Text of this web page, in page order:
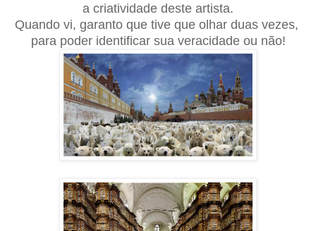
a criatividade deste artista.
Quando vi, garanto que tive que olhar duas vezes,
para poder identificar sua veracidade ou não!